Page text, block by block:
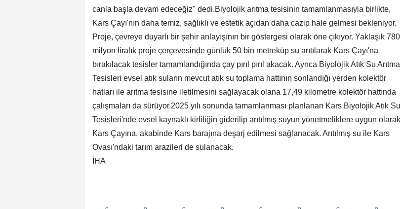
canla başla devam edeceğiz" dedi.Biyolojik arıtma tesisinin tamamlanmasıyla birlikte,
Kars Çayı'nın daha temiz, sağlıklı ve estetik açıdan daha cazip hale gelmesi bekleniyor.
Proje, çevreye duyarlı bir şehir anlayışının bir göstergesi olarak öne çıkıyor. Yaklaşık 780
milyon liralık proje çerçevesinde günlük 50 bin metreküp su arıtılarak Kars Çayı'na
bırakılacak tesisler tamamlandığında çay pırıl pırıl akacak. Ayrıca Biyolojik Atık Su Arıtma
Tesisleri evsel atık suların mevcut atık su toplama hattının sonlandığı yerden kolektör
hatları ile arıtma tesisine iletilmesini sağlayacak olana 17,49 kilometre kolektör hattında
çalışmaları da sürüyor.2025 yılı sonunda tamamlanması planlanan Kars Biyolojik Atık Su
Tesisleri'nde evsel kaynaklı kirliliğin giderilip arıtılmış suyun yönetmeliklere uygun olarak
Kars Çayına, akabinde Kars barajına deşarj edilmesi sağlanacak. Arıtılmış su ile Kars
Ovası'ndaki tarım arazileri de sulanacak.
İHA